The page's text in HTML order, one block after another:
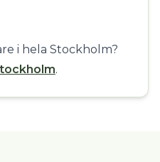
i hela Stockholm?
.